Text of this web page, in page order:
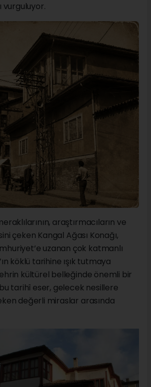
vurguluyor.
araştırmacıların ve
çeken Kangal Ağası Konağı,
uzanan çok katmanlı
köklü tarihine ışık tutmaya
kültürel belleğinde önemli bir
tarihî eser, gelecek nesillere
değerli miraslar arasında